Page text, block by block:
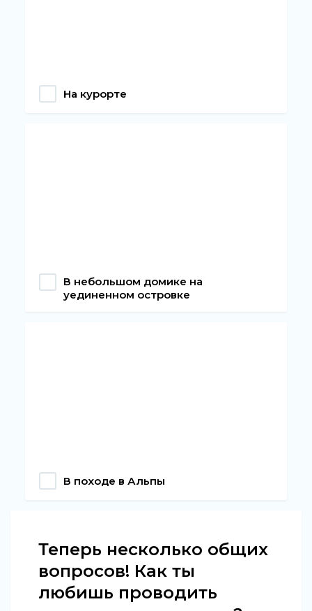
На курорте
В небольшом домике на
уединенном островке
В походе в Альпы
Теперь несколько общих
вопросов! Как ты
любишь проводить